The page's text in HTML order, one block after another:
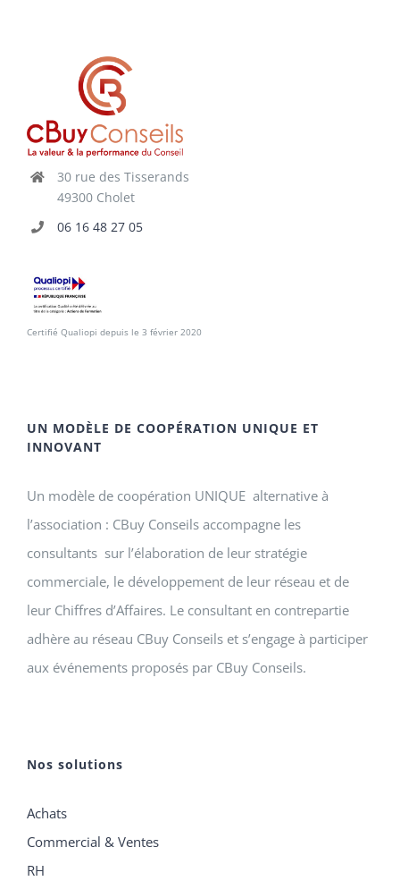
30 rue des Tisserands
49300 Cholet
06 16 48 27 05
Certifié Qualiopi depuis le 3 février 2020
UN MODÈLE DE COOPÉRATION UNIQUE ET
INNOVANT
Un modèle de coopération UNIQUE alternative à
l’association : CBuy Conseils accompagne les
consultants sur l’élaboration de leur stratégie
commerciale, le développement de leur réseau et de
leur Chiffres d’Affaires. Le consultant en contrepartie
adhère au réseau CBuy Conseils et s’engage à participer
aux événements proposés par CBuy Conseils.
Nos solutions
Achats
Commercial & Ventes
RH